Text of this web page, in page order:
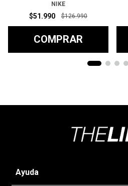
NIKE
$51.990 $126.990
COMPRAR
Ayuda